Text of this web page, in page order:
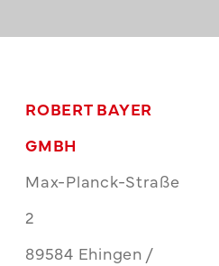
ROBERT BAYER
GMBH
Max-Planck-Straße
2
89584 Ehingen /